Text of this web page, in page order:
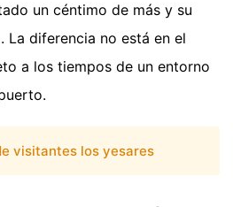
un céntimo de más y su
La diferencia no está en el
a los tiempos de un entorno
visitantes los yesares